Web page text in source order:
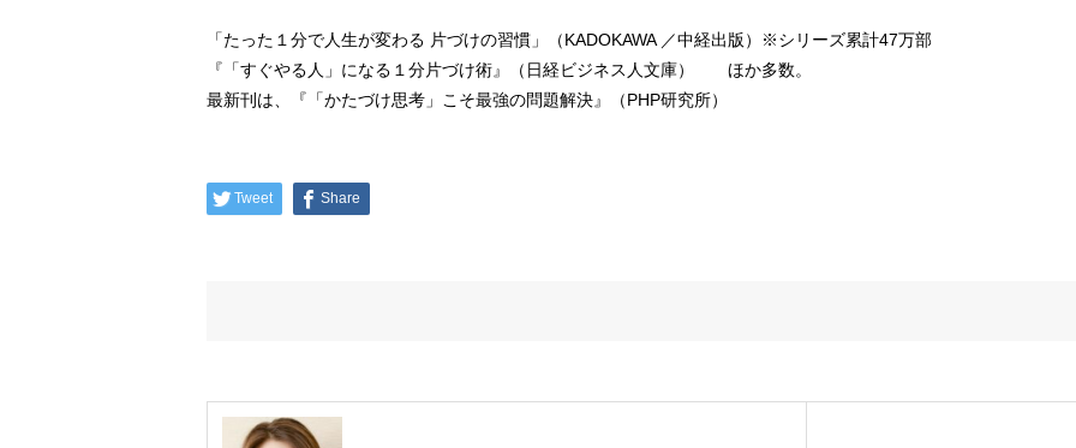
「たった１分で人生が変わる 片づけの習慣」（KADOKAWA ／中経出版）※シリーズ累計47万部
『「すぐやる人」になる１分片づけ術』（日経ビジネス人文庫） ほか多数。
最新刊は、『「かたづけ思考」こそ最強の問題解決』（PHP研究所）
Tweet Share